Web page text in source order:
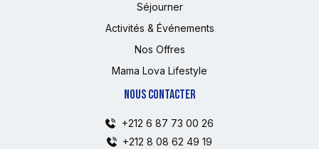
Séjourner
Activités & Événements
Nos Offres
Mama Lova Lifestyle
NOUS CONTACTER
+212 6 87 73 00 26
+212 8 08 62 49 19